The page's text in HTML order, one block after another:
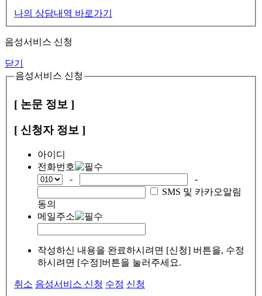
나의 상담내역 바로가기
음성서비스 신청
닫기
음성서비스 신청
[ 논문 정보 ]
[ 신청자 정보 ]
아이디
전화번호
-
-
SMS 및 카카오알림
동의
메일주소
작성하신 내용을 완료하시려면 [신청] 버튼을, 수정
하시려면 [수정]버튼을 눌러주세요.
취소 음성서비스 신청 수정 신청